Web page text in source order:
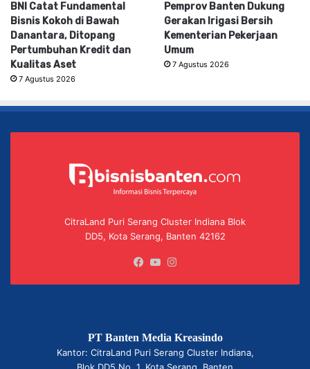
BNI Catat Fundamental
Bisnis Kokoh di Bawah
Danantara, Ditopang
Pertumbuhan Kredit dan
Kualitas Aset
7 Agustus 2026
Pemprov Banten Dukung
Gerakan Irigasi Bersih
Kementerian Pekerjaan
Umum
7 Agustus 2026
CitraLand Puri Serang Cluster Indiana Blok
DD5, Kota Serang, Banten 42162
Facebook
YouTube
PT Banten Media Kreasindo
Kantor: CitraLand Puri Serang Cluster Indiana,